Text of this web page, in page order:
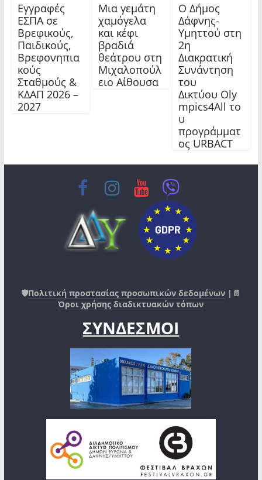
Εγγραφές
ΕΣΠΑ σε
Βρεφικούς,
Παιδικούς,
Βρεφονηπια
κούς
Σταθμούς &
ΚΔΑΠ 2026 –
2027
Μια γεμάτη
χαμόγελα
και κέφι
βραδιά
θεάτρου στη
Μιχαλοπούλ
ειο Αίθουσα
Ο Δήμος
Δάφνης-
Υμηττού στη
2η
Διακρατική
Συνάντηση
του
Δικτύου Oly
mpics4All το
υ
προγράμματ
ος URBACT
🛡️Πολιτική προστασίας προσωπικών δεδομένων |📄
Όροι χρήσης διαδικτυακών τόπων
ΣΥΝΔΕΣΜΟΙ